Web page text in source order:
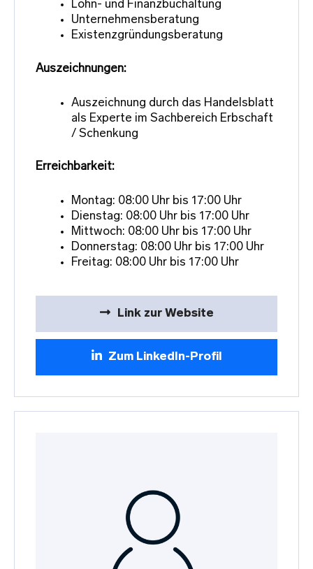
Lohn- und Finanzbuchaltung
Unternehmensberatung
Existenzgründungsberatung
Auszeichnungen:
Auszeichnung durch das Handelsblatt
als Experte im Sachbereich Erbschaft
/ Schenkung
Erreichbarkeit:
Montag: 08:00 Uhr bis 17:00 Uhr
Dienstag: 08:00 Uhr bis 17:00 Uhr
Mittwoch: 08:00 Uhr bis 17:00 Uhr
Donnerstag: 08:00 Uhr bis 17:00 Uhr
Freitag: 08:00 Uhr bis 17:00 Uhr
Link zur Website
Zum LinkedIn-Profil